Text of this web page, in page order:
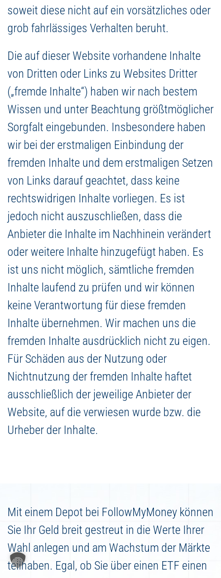
soweit diese nicht auf ein vorsätzliches oder
grob fahrlässiges Verhalten beruht.
Die auf dieser Website vorhandene Inhalte
von Dritten oder Links zu Websites Dritter
(„fremde Inhalte“) haben wir nach bestem
Wissen und unter Beachtung größtmöglicher
Sorgfalt eingebunden. Insbesondere haben
wir bei der erstmaligen Einbindung der
fremden Inhalte und dem erstmaligen Setzen
von Links darauf geachtet, dass keine
rechtswidrigen Inhalte vorliegen. Es ist
jedoch nicht auszuschließen, dass die
Anbieter die Inhalte im Nachhinein verändert
oder weitere Inhalte hinzugefügt haben. Es
ist uns nicht möglich, sämtliche fremden
Inhalte laufend zu prüfen und wir können
keine Verantwortung für diese fremden
Inhalte übernehmen. Wir machen uns die
fremden Inhalte ausdrücklich nicht zu eigen.
Für Schäden aus der Nutzung oder
Nichtnutzung der fremden Inhalte haftet
ausschließlich der jeweilige Anbieter der
Website, auf die verwiesen wurde bzw. die
Urheber der Inhalte.
Mit einem Depot bei FollowMyMoney können
Sie Ihr Geld breit gestreut in die Werte Ihrer
Wahl anlegen und am Wachstum der Märkte
teilhaben. Egal, ob Sie über einen ETF einen